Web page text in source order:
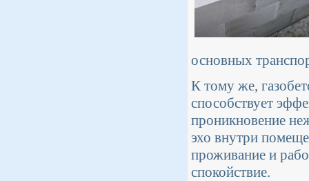
основных
К тому же,
способствует
проникновение
эхо внутри
проживание и
спокойствие.